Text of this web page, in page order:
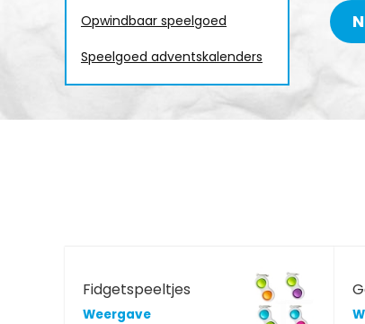
Opwindbaar speelgoed
Speelgoed adventskalenders
Fidgetspeeltjes
Weergave